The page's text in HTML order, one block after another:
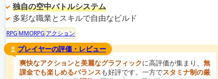
独自の空中バトルシステム
多彩な職業とスキルで自由なビルド
RPG MMORPG アクション
プレイヤーの評価・レビュー
爽快なアクションと美麗なグラフィックに高評価が集まり、 無
課金でも楽しめるバランスも好評です。一方でスタミナ制の厳